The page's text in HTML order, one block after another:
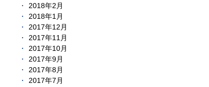
2018年2月
2018年1月
2017年12月
2017年11月
2017年10月
2017年9月
2017年8月
2017年7月